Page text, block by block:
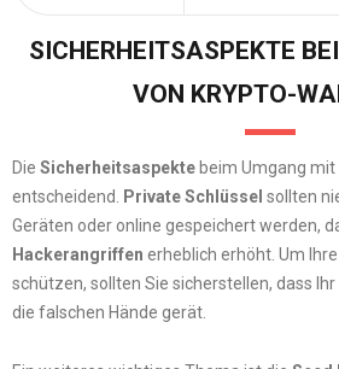
SICHERHEITSASPEKTE
VON KRYPTO-
Die Sicherheitsaspekte beim Umgang mit
entscheidend.
Private Schlüssel sollten
Geräten oder online gespeichert werden,
Hackerangriffen erheblich erhöht. Um Ihre
schützen, sollten Sie sicherstellen, dass Ihr
die falschen Hände gerät.